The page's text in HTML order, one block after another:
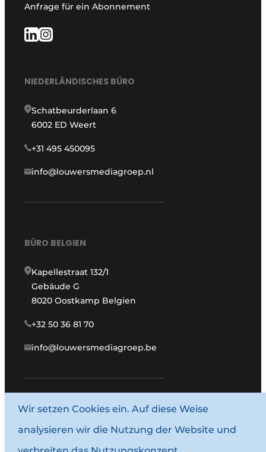
Anfrage für ein Abonnement
NIEDERLÄNDISCHES BÜRO
Schatbeurderlaan 6
6002 ED Weert
+31 495 450095
info@louwersmediagroep.nl
BÜRO BELGIEN
Kapellestraat 132/1
Gebäude G
8020 Oostkamp Belgien
+32 50 36 81 70
info@louwersmediagroep.be
www.louwersmediagroep.com
© 1987–2026 Louwersmediagroep.
Wir setzen Cookies ein. Auf diese Weise
analysieren wir die Nutzung der Website und